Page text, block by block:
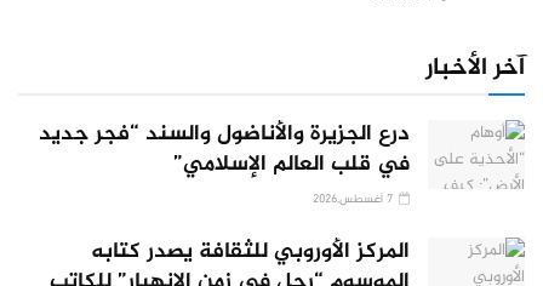
آخر الأخبار
درع الجزيرة والأناضول والسند “فجر جديد
في قلب العالم الإسلامي”
7 أغسطس,2026
المركز الأوروبي للثقافة يصدر كتابه